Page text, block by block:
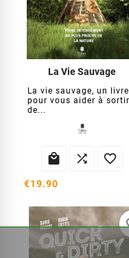
La Vie Sauvage
La vie sauvage, un livre
pour vous aider à sortir
de...
  
€19.90